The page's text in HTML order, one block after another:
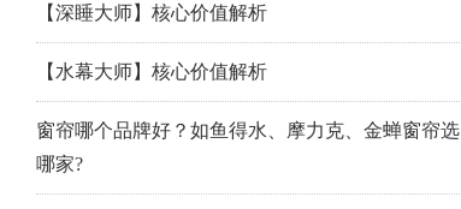
【深睡大师】核心价值解析
【水幕大师】核心价值解析
窗帘哪个品牌好？如鱼得水、摩力克、金蝉窗帘选
哪家?